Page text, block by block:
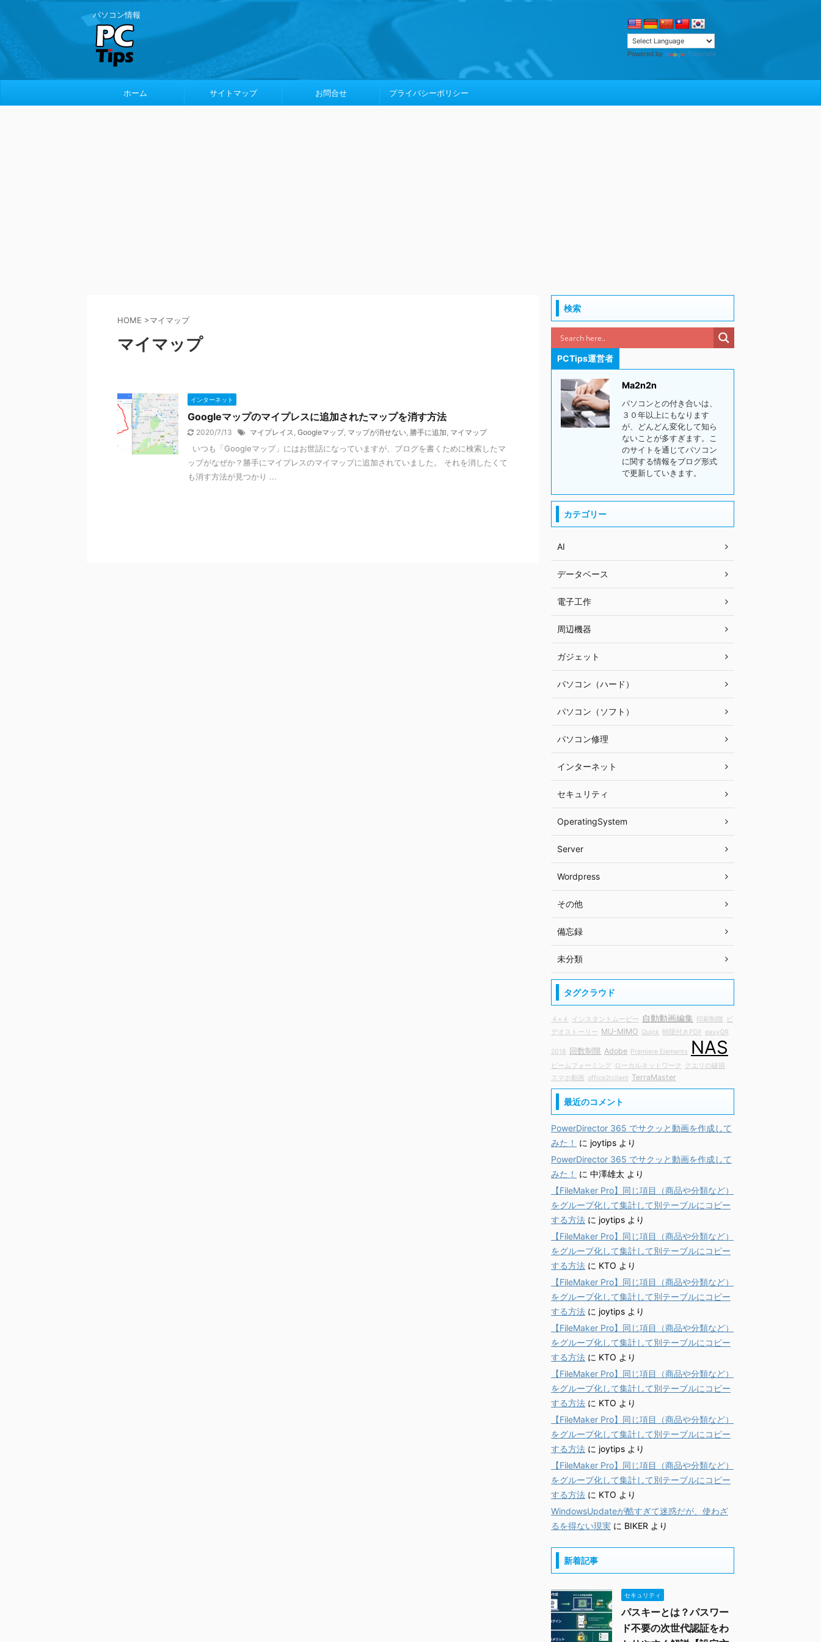
パソコン情報
Powered by Translate
ホーム サイトマップ お問合せ プライバシーポリシー
HOME >マイマップ
マイマップ
インターネット
Googleマップのマイプレスに追加されたマップを消す方法
2020/7/13 マイプレイス, Googleマップ, マップが消せない, 勝手に追加, マイマップ
いつも「Googleマップ」にはお世話になっていますが、ブログを書くために検索したマ
ップがなぜか？勝手にマイプレスのマイマップに追加されていました。 それを消したくて
も消す方法が見つかり ...
検索
PCTips運営者
Ma2n2n
パソコンとの付き合いは、
３０年以上にもなります
が、どんどん変化して知ら
ないことが多すぎます。こ
のサイトを通じてパソコン
に関する情報をブログ形式
で更新していきます。
カテゴリー
AI
データベース
電子工作
周辺機器
ガジェット
パソコン（ハード）
パソコン（ソフト）
パソコン修理
インターネット
セキュリティ
OperatingSystem
Server
Wordpress
その他
備忘録
未分類
タグクラウド
４×４ インスタントムービー 自動動画編集 印刷制限
ビ
デオストーリー MU-MIMO Quick 時限付きPDF easyQR
2018 回数制限 Adobe Premiere Elements NAS
ビームフォーミング ローカルネットワーク
クエリの破損
スマホ動画 office2rclient TerraMaster
最近のコメント
PowerDirector 365 でサクッと動画を作成して
みた！
に joytips より
PowerDirector 365 でサクッと動画を作成して
みた！
に 中澤雄太 より
【FileMaker Pro】同じ項目（商品や分類など）
をグループ化して集計して別テーブルにコピー
する方法 に joytips より
【FileMaker Pro】同じ項目（商品や分類など）
をグループ化して集計して別テーブルにコピー
する方法 に KTO より
【FileMaker Pro】同じ項目（商品や分類など）
をグループ化して集計して別テーブルにコピー
する方法 に joytips より
【FileMaker Pro】同じ項目（商品や分類など）
をグループ化して集計して別テーブルにコピー
する方法 に KTO より
【FileMaker Pro】同じ項目（商品や分類など）
をグループ化して集計して別テーブルにコピー
する方法 に KTO より
【FileMaker Pro】同じ項目（商品や分類など）
をグループ化して集計して別テーブルにコピー
する方法 に joytips より
【FileMaker Pro】同じ項目（商品や分類など）
をグループ化して集計して別テーブルにコピー
する方法 に KTO より
WindowsUpdateが酷すぎて迷惑だが、使わざ
るを得ない現実 に BIKER より
新着記事
セキュリティ
パスキーとは？パスワー
ド不要の次世代認証をわ